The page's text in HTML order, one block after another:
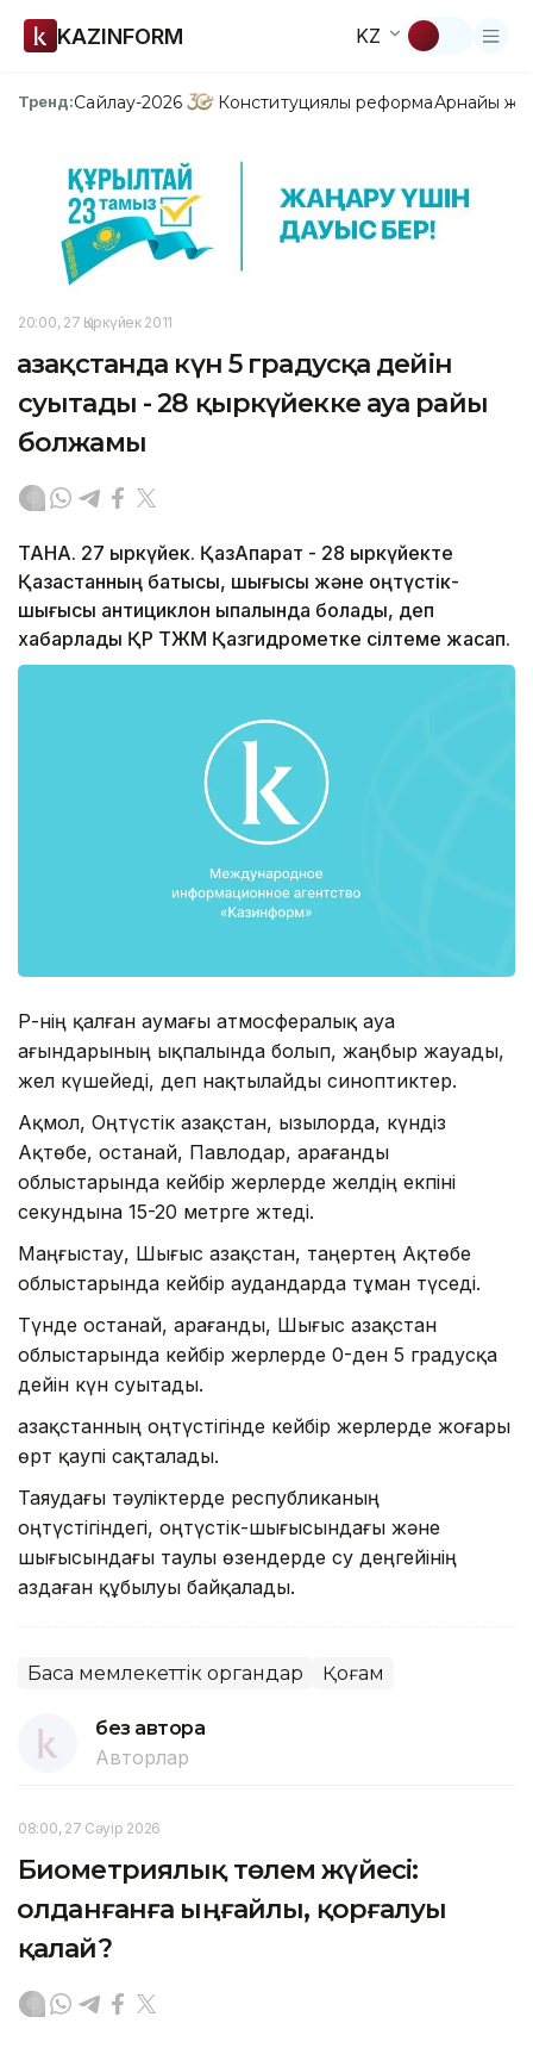
KAZINFORM KZ
Тренд:Сайлау-2026 Конституциялық реформаАрнайы
20:00, 27 Қыркүйек 2011
Қазақстанда күн 5 градусқа дейін
суытады - 28 қыркүйекке ауа райы
болжамы
ТАНА. 27 қыркүйек. ҚазАқпарат - 28 қыркүйекте
Қазақстанның батысы, шығысы және оңтүстік-
шығысы антициклон ықпалында болады, деп
хабарлады ҚР ТЖМ Қазгидрометке сілтеме жасап.
ҚР-нің қалған аумағы атмосфералық ауа
ағындарының ықпалында болып, жаңбыр жауады,
жел күшейеді, деп нақтылайды синоптиктер.
Ақмол, Оңтүстік Қазақстан, Қызылорда, күндіз
Ақтөбе, Қостанай, Павлодар, Қарағанды
облыстарында кейбір жерлерде желдің екпіні
секундына 15-20 метрге жтеді.
Маңғыстау, Шығыс Қазақстан, таңертең Ақтөбе
облыстарында кейбір аудандарда тұман түседі.
Түнде Қостанай, Қарағанды, Шығыс Қазақстан
облыстарында кейбір жерлерде 0-ден 5 градусқа
дейін күн суытады.
Қазақстанның оңтүстігінде кейбір жерлерде жоғары
өрт қаупі сақталады.
Таяудағы тәуліктерде республиканың
оңтүстігіндегі, оңтүстік-шығысындағы және
шығысындағы таулы өзендерде су деңгейінің
аздаған құбылуы байқалады.
Басқа мемлекеттік органдар Қоғам
без автора
Авторлар
08:00, 27 Сәуір 2026
Биометриялық төлем жүйесі:
Қолданғанға ыңғайлы, қорғалуы
қалай?